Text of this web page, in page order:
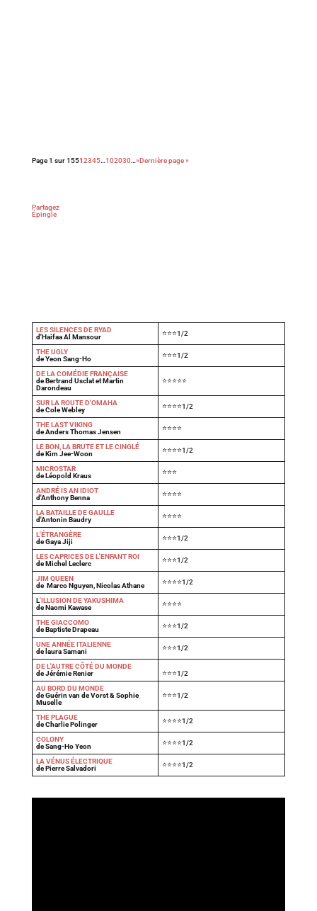
Page 1 sur 15512345…102030…»Dernière page »
Partagez
Épingle
LES SILENCES DE RYAD
d'Haifaa Al Mansour
⭐⭐⭐1/2
THE UGLY
de Yeon Sang-Ho
⭐⭐⭐1/2
DE LA COMÉDIE FRANÇAISE
de Bertrand Usclat et Martin
Darondeau
⭐⭐⭐⭐⭐
SUR LA ROUTE D'OMAHA
de Cole Webley
⭐⭐⭐⭐1/2
THE LAST VIKING
de Anders Thomas Jensen
⭐⭐⭐⭐
LE BON, LA BRUTE ET LE CINGLÉ
de Kim Jee-Woon
⭐⭐⭐⭐1/2
MICROSTAR
de Léopold Kraus
⭐⭐⭐
ANDRÉ IS AN IDIOT
d'Anthony Benna
⭐⭐⭐⭐
LA BATAILLE DE GAULLE
d'Antonin Baudry
⭐⭐⭐⭐
L'ÉTRANGÈRE
de Gaya Jiji
⭐⭐⭐1/2
LES CAPRICES DE L'ENFANT ROI
de Michel Leclerc
⭐⭐⭐1/2
JIM QUEEN
de Marco Nguyen, Nicolas Athane
⭐⭐⭐⭐1/2
L'ILLUSION DE YAKUSHIMA
de Naomi Kawase
⭐⭐⭐⭐
THE GIACCOMO
de Baptiste Drapeau
⭐⭐⭐1/2
UNE ANNÉE ITALIENNE
de laura Samani
⭐⭐⭐1/2
DE L'AUTRE CÔTÉ DU MONDE
de Jérémie Renier
⭐⭐⭐1/2
AU BORD DU MONDE
de Guérin van de Vorst & Sophie
Muselle
⭐⭐⭐1/2
THE PLAGUE
de Charlie Polinger
⭐⭐⭐⭐1/2
COLONY
de Sang-Ho Yeon
⭐⭐⭐⭐1/2
LA VÉNUS ÉLECTRIQUE
de Pierre Salvadori
⭐⭐⭐⭐1/2